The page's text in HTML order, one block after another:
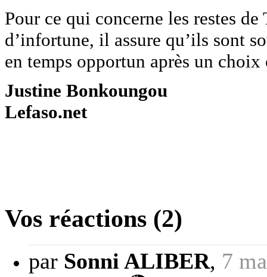
Pour ce qui concerne les restes
d’infortune, il assure qu’ils sont
en temps opportun après un
Justine Bonkoungou
Lefaso.net
Vos réactions (2)
par Sonni ALIBER, 7